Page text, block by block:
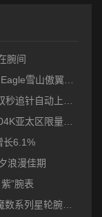
腕间
翼系列时计臻选
动上链计时码表
太区限量版腕表
长6.1%
浪漫佳期
”腕表
腕表焕新双面登场